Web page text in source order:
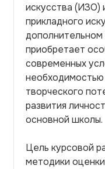
искусства (ИЗО)
прикладного
дополнительном
приобретает
современных
творческого
развития
основной школы.
Цель курсовой
методики